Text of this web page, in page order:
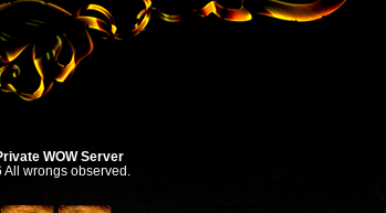
WOW Server
wrongs observed.